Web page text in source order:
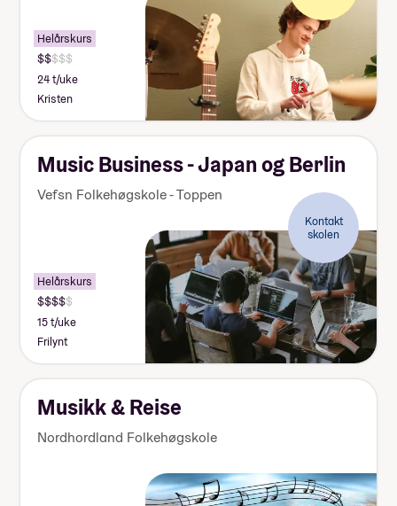
Helårskurs
24 t/uke
Kristen
Music Business - Japan og Berlin
Vefsn Folkehøgskole - Toppen
Kontakt
skolen
Helårskurs
15 t/uke
Frilynt
Musikk & Reise
Nordhordland Folkehøgskole